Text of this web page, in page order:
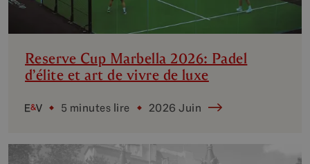
Reserve Cup Marbella 2026: Padel
d’élite et art de vivre de luxe
5 minutes lire 2026 Juin